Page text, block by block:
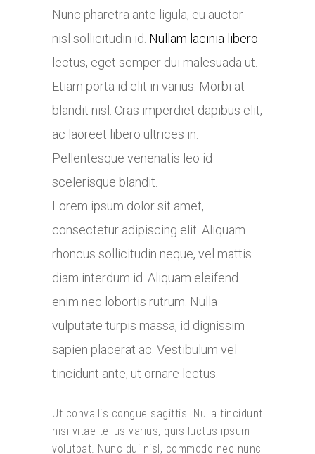
Nunc pharetra ante ligula, eu auctor
nisl sollicitudin id. Nullam lacinia libero
lectus, eget semper dui malesuada ut.
Etiam porta id elit in varius. Morbi at
blandit nisl. Cras imperdiet dapibus elit,
ac laoreet libero ultrices in.
Pellentesque venenatis leo id
scelerisque blandit.
Lorem ipsum dolor sit amet,
consectetur adipiscing elit. Aliquam
rhoncus sollicitudin neque, vel mattis
diam interdum id. Aliquam eleifend
enim nec lobortis rutrum. Nulla
vulputate turpis massa, id dignissim
sapien placerat ac. Vestibulum vel
tincidunt ante, ut ornare lectus.
Ut convallis congue sagittis. Nulla tincidunt
nisi vitae tellus varius, quis luctus ipsum
volutpat. Nunc dui nisl, commodo nec nunc